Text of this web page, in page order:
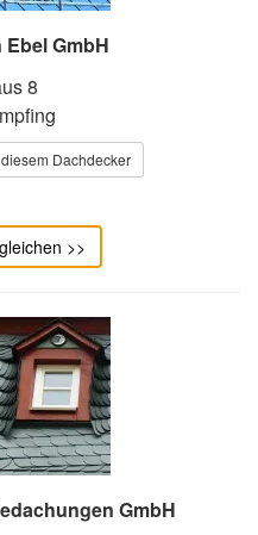
GmbH
8
Dachdecker
>>
GmbH